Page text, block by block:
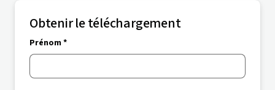
Obtenir le téléchargement
Prénom *